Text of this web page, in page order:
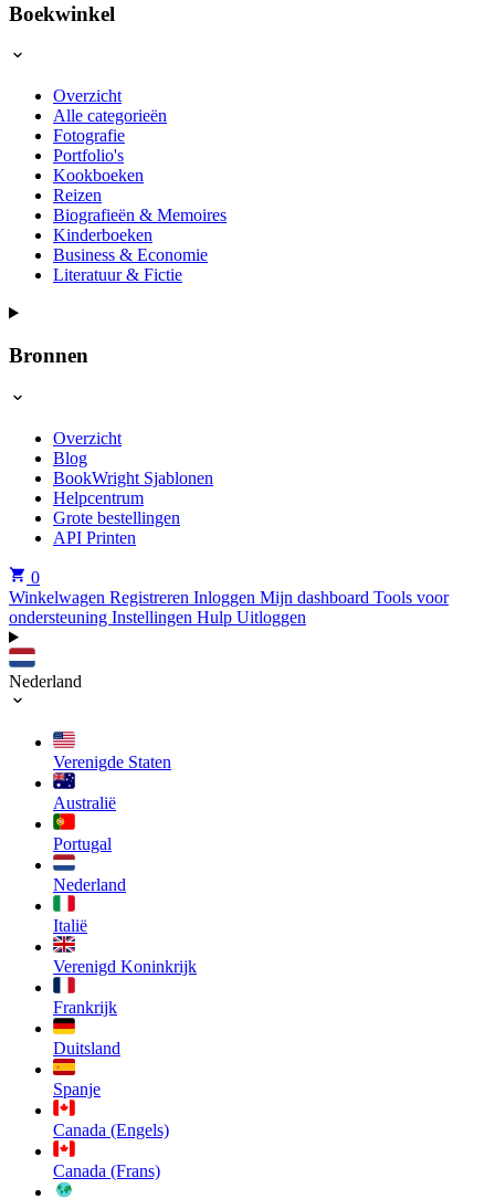
Boekwinkel
Overzicht
Alle categorieën
Fotografie
Portfolio's
Kookboeken
Reizen
Biografieën & Memoires
Kinderboeken
Business & Economie
Literatuur & Fictie
Bronnen
Overzicht
Blog
BookWright Sjablonen
Helpcentrum
Grote bestellingen
API Printen
0
Winkelwagen Registreren Inloggen Mijn dashboard Tools voor
ondersteuning Instellingen Hulp Uitloggen
Nederland
Verenigde Staten
Australië
Portugal
Nederland
Italië
Verenigd Koninkrijk
Frankrijk
Duitsland
Spanje
Canada (Engels)
Canada (Frans)